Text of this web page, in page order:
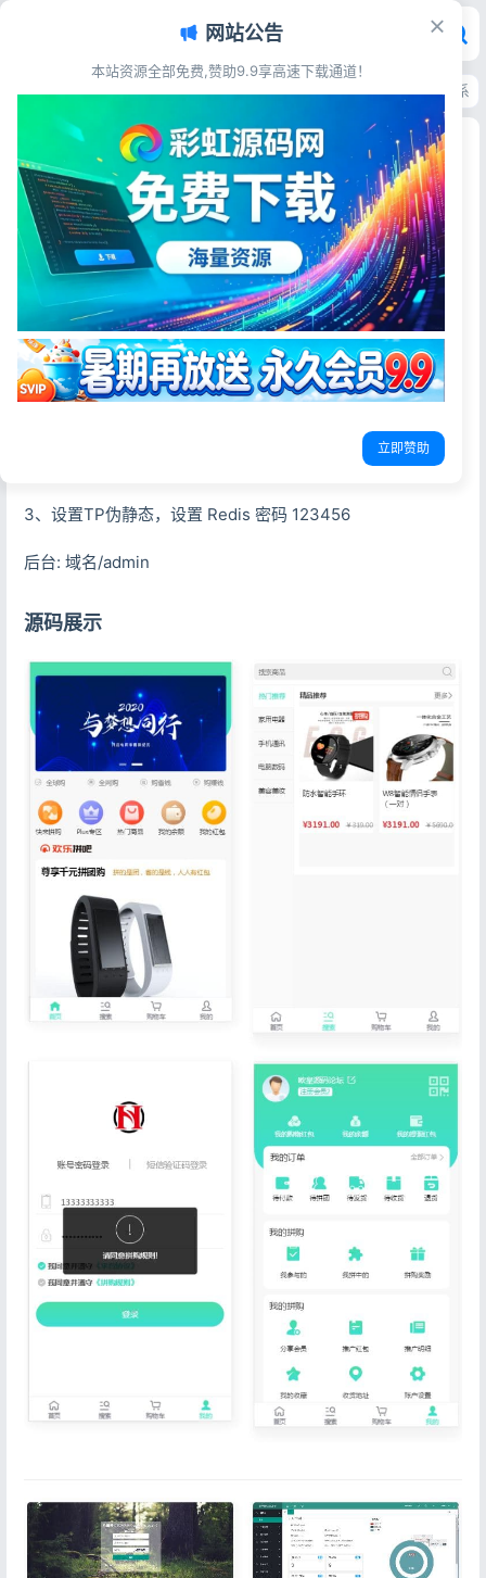
首页>源码资源>电子商务>PHP团购拼购商城源码 亲测完美版拼团电商系统
PHP团购拼购商城源码 亲测完美版拼团电商系统
彩虹源码网
2026-05-27 21阅读
源码简介
PHP团购拼购商城源码亲测源码完美版
测试环境：php7.0+mysql5.6+Redis
3、设置TP伪静态，设置 Redis 密码 123456
后台: 域名/admin
源码展示
网站公告
本站资源全部免费,赞助9.9享高速下载通道！
立即赞助